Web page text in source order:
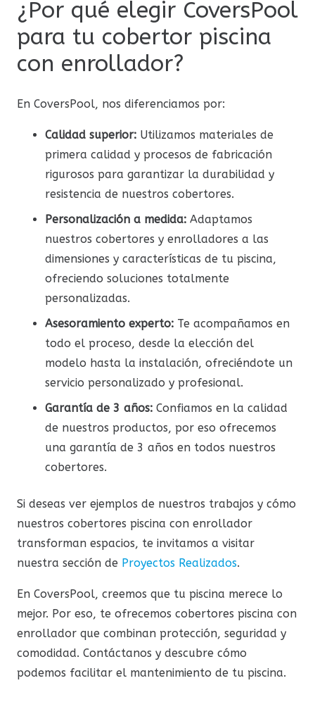
¿Por qué elegir CoversPool
para tu cobertor piscina
con enrollador?
En CoversPool, nos diferenciamos por:
Calidad superior: Utilizamos materiales de
primera calidad y procesos de fabricación
rigurosos para garantizar la durabilidad y
resistencia de nuestros cobertores.
Personalización a medida: Adaptamos
nuestros cobertores y enrolladores a las
dimensiones y características de tu piscina,
ofreciendo soluciones totalmente
personalizadas.
Asesoramiento experto: Te acompañamos en
todo el proceso, desde la elección del
modelo hasta la instalación, ofreciéndote un
servicio personalizado y profesional.
Garantía de 3 años: Confiamos en la calidad
de nuestros productos, por eso ofrecemos
una garantía de 3 años en todos nuestros
cobertores.
Si deseas ver ejemplos de nuestros trabajos y cómo
nuestros cobertores piscina con enrollador
transforman espacios, te invitamos a visitar
nuestra sección de Proyectos Realizados.
En CoversPool, creemos que tu piscina merece lo
mejor. Por eso, te ofrecemos cobertores piscina con
enrollador que combinan protección, seguridad y
comodidad. Contáctanos y descubre cómo
podemos facilitar el mantenimiento de tu piscina.